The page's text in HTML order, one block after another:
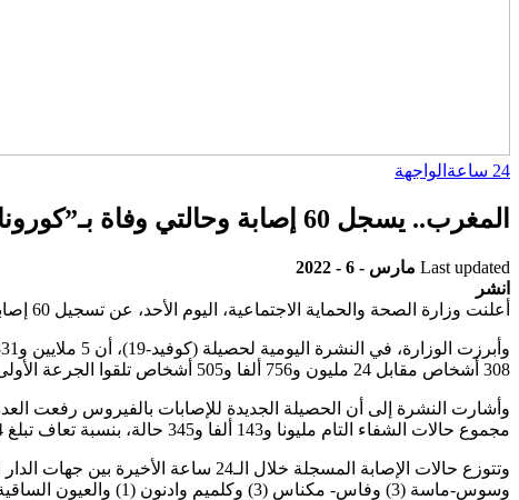
24 ساعة الواجهة
المغرب.. يسجل 60 إصابة وحالتي وفاة بـ”كورونا” في 24 ساعة
Last updated مارس - 6 - 2022
انشر
أعلنت وزارة الصحة والحماية الاجتماعية، اليوم الأحد، عن تسجيل 60 إصابة جديدة بفيروس (كوفيد-19)، مقابل تعافي 453 شخصا، فيما تم تسجيل حالتي وفاة خلال الـ 24 ساعة الماضية.
308 أشخاص مقابل 24 مليون و756 ألفا و505 أشخاص تلقوا الجرعة الأولى.
مجموع حالات الشفاء التام مليونا و143 ألفا و345 حالة، بنسبة تعاف تبلغ 98,4 في المائة، فيما بلغ عدد الوفيات 16 ألفا و17 حالة، بنسبة فتك تصل إلى 1,4 في المائة.
وسوس-ماسة (3) وفاس- مكناس (3) وكلميم وادنون (1) والعيون الساقية الحمراء (1) والداخلة وداي الذهب (1) . أما الوفيات فتتوزع بين جهتي طنجة تطوان الحسيمة (1 ) وكلميم وادنون (1).